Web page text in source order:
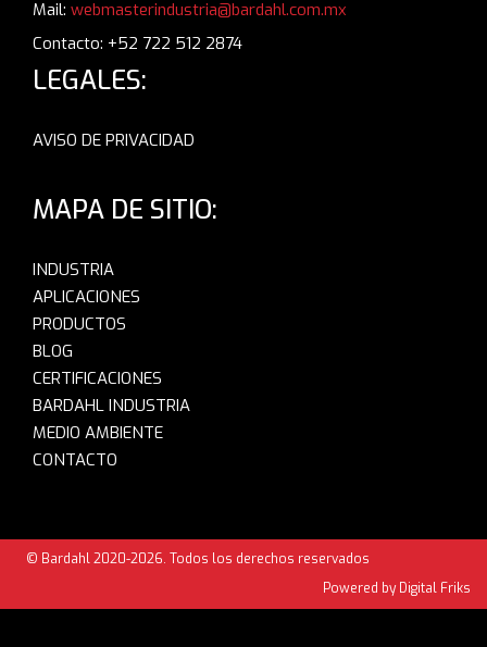
Mail: webmasterindustria@bardahl.com.mx
Contacto: +52 722 512 2874
LEGALES:
AVISO DE PRIVACIDAD
MAPA DE SITIO:
INDUSTRIA
APLICACIONES
PRODUCTOS
BLOG
CERTIFICACIONES
BARDAHL INDUSTRIA
MEDIO AMBIENTE
CONTACTO
© Bardahl 2020-2026. Todos los derechos reservados
Powered by Digital Friks